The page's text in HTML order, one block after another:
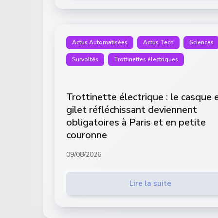
Actus Automatisées Actus Tech Sciences
Survoltés Trottinettes électriques
Trottinette électrique : le casque
gilet réfléchissant deviennent
obligatoires à Paris et en petite
couronne
09/08/2026
Lire la suite